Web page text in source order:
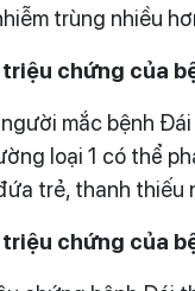
trùng nhiều
chứng của
mắc bệnh
loại 1 có thể
trẻ, thanh thiếu
chứng của